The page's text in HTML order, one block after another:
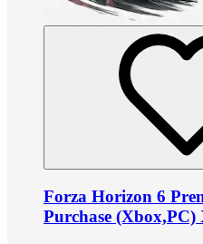
Forza Horizon 6
Purchase (Xbox,PC)